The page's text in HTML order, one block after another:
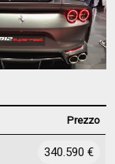
Prezzo
340.590 €